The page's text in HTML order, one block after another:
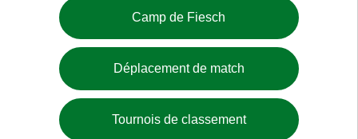
Camp de Fiesch
Déplacement de match
Tournois de classement